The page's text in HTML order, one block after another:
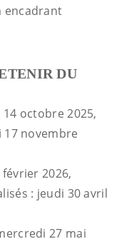
encadrant
DU
octobre 2025,
novembre
2026,
: jeudi 30 avril
27 mai